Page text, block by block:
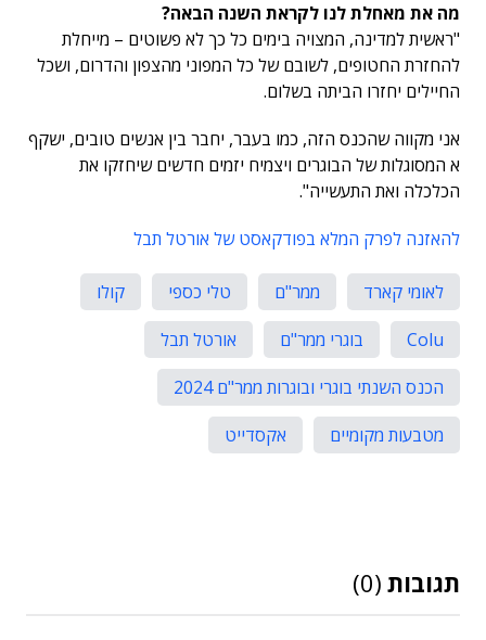
מה את מאחלת לנו לקראת השנה הבאה?
"ראשית למדינה, המצויה בימים כל כך לא פשוטים – מייחלת
להחזרת החטופים, לשובם של כל המפוני מהצפון והדרום, ושכל
החיילים יחזרו הביתה בשלום.
אני מקווה שהכנס הזה, כמו בעבר, יחבר בין אנשים טובים, ישקף
א המסוגלות של הבוגרים ויצמיח יזמים חדשים שיחזקו את
הכלכלה ואת התעשייה".
להאזנה לפרק המלא בפודקאסט של אורטל תבל
לאומי קארד ממר"ם טלי כספי
קולו
Colu
בוגרי ממר"ם
אורטל תבל
הכנס השנתי בוגרי ובוגרות ממר"ם 2024
מטבעות מקומיים
אקסדייט
תגובות (0)